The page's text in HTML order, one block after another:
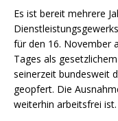
Es ist bereit mehrere
für den 16. November
Tages als
seinerzeit bundesweit
geopfert. Die
weiterhin arbeitsfrei ist.